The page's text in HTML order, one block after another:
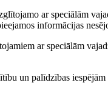
ar speciālām
informācijas
ar speciālām
un palīdzības